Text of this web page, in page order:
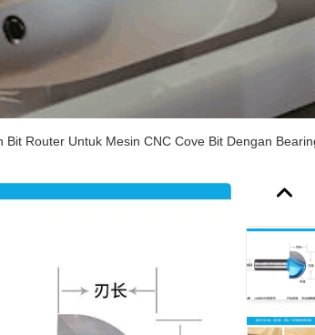
Bit Router Untuk Mesin CNC Cove Bit Dengan